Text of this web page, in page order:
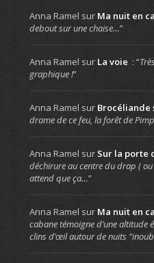
Anna Ramel sur Ma nuit en
debout sur une chaise…”
Anna Ramel sur La voie : “
graphique !”
Anna Ramel sur Brocéliande
drame de ce feu, la forêt de
Anna Ramel sur Sur la porte
déchirure au centre du drap (
attend que ça…”
Anna Ramel sur Ma nuit en
cabane témoigne d’une altitude
clins d’œil autour de nuits